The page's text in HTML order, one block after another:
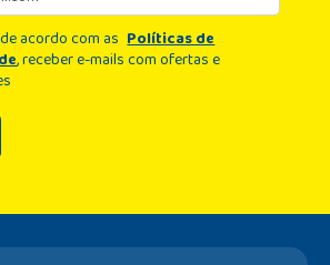
acordo com as Políticas de
, receber e-mails com ofertas e